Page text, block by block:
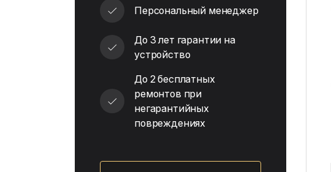
Персональный менеджер
До 3 лет гарантии на
устройство
До 2 бесплатных
ремонтов при
негарантийных
повреждениях